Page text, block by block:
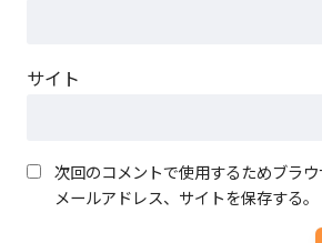
サイト
次回のコメントで使用するためブラウ
メールアドレス、サイトを保存する。